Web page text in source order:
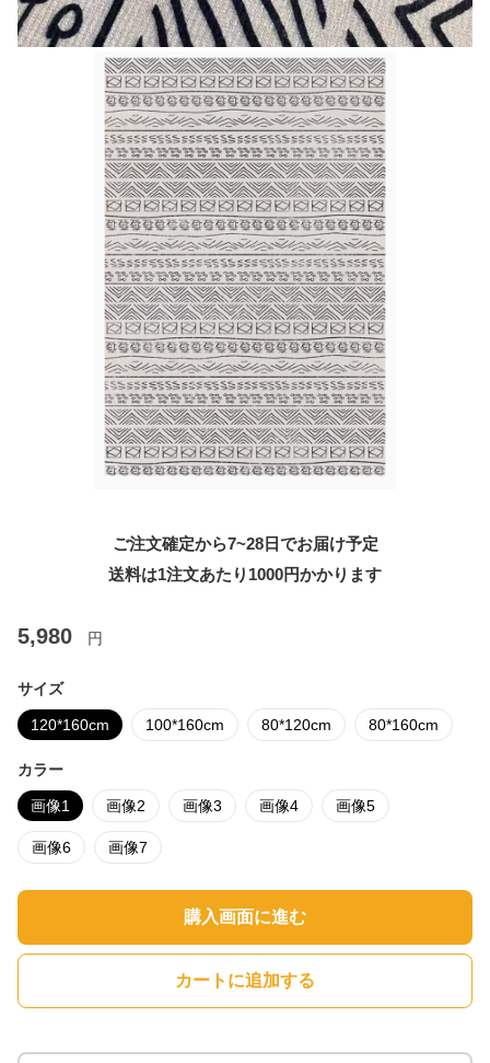
ご注文確定から7~28日でお届け予定
送料は1注文あたり 1000円かかります
5,980 円
サイズ
120*160cm 100*160cm 80*120cm 80*160cm
カラー
画像1 画像2 画像3 画像4 画像5
画像6 画像7
購入画面に進む
カートに追加する